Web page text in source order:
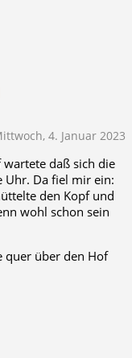
4. Januar 2023
daß sich die
Uhr. Da fiel mir ein:
den Kopf und
wohl schon sein
quer über den Hof